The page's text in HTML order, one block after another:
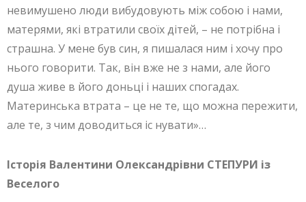
невимушено люди вибудовують між собою і нами,
матерями, які втратили своїх дітей, – не потрібна і
страшна. У мене був син, я пишалася ним і хочу про
нього говорити. Так, він вже не з нами, але його
душа живе в його доньці і наших спогадах.
Материнська втрата – це не те, що можна пережити,
але те, з чим доводиться іс нувати»…
Історія Валентини Олександрівни СТЕПУРИ із
Веселого